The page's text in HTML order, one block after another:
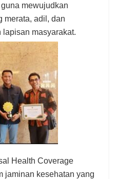
mewujudkan
merata, adil, dan
masyarakat.
Health Coverage
jaminan kesehatan yang